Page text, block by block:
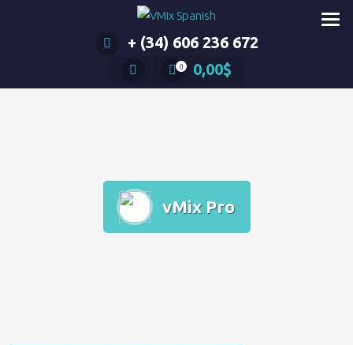
+ (34) 606 236 672
0 0,00$
vMix Pro